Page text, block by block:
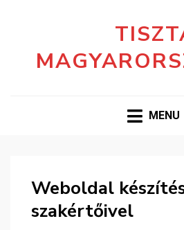
MENU
Weboldal
szakértőivel